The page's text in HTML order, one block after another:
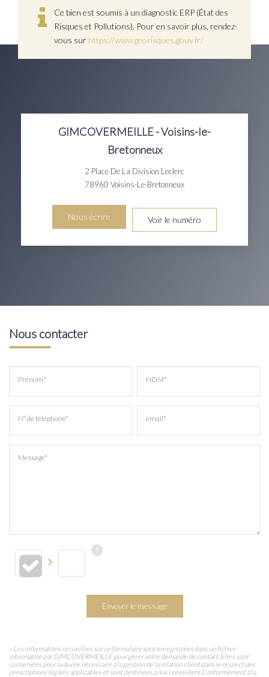
Ce bien est soumis à un diagnostic ERP (État des
Risques et Pollutions). Pour en savoir plus, rendez-
vous sur https://www.georisques.gouv.fr/
GIMCOVERMEILLE - Voisins-le-
Bretonneux
2 Place De La Division Leclerc
78960 Voisins-Le-Bretonneux
Nous écrire Voir le numéro
Nous contacter
Prénom* NOM*
N° de téléphone* email*
Message*
Envoyer le message
« Les informations recueillies sur ce formulaire sont enregistrées dans un fichier
informatisé par GIMCOVERMEILLE pour gérer votre demande de contact. Elles sont
conservées pour la durée nécessaire à la gestion de la relation client dans le respect des
prescriptions légales applicables et sont destinées à nos conseillers Conformément à la